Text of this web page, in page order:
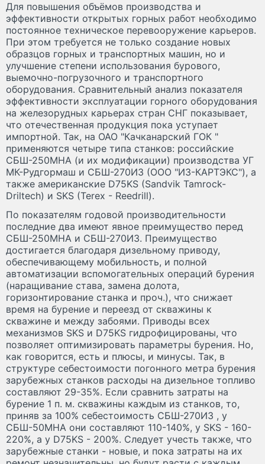
Для повышения объёмов производства и
эффективности открытых горных работ необходимо
постоянное техническое перевооружение карьеров.
При этом требуется не только создание новых
образцов горных и транспортных машин, но и
улучшение степени использования бурового,
выемочно-погрузочного и транспортного
оборудования. Сравнительный анализ показателя
эффективности эксплуатации горного оборудования
на железорудных карьерах стран СНГ показывает,
что отечественная продукция пока уступает
импортной. Так, на ОАО "Качканарский ГОК "
применяются четыре типа станков: российские
СБШ-250МНА (и их модификации) производства УГ
МК-Рудгормаш и СБШ-270ИЗ (ООО "ИЗ-КАРТЭКС"), а
также американские D75KS (Sandvik Tamrock-
Driltech) и SKS (Terex - Reedrill).
По показателям годовой производительности
последние два имеют явное преимущество перед
СБШ-250МНА и СБШ-270ИЗ. Преимущество
достигается благодаря дизельному приводу,
обеспечивающему мобильность, и полной
автоматизации вспомогательных операций бурения
(наращивание става, замена долота,
горизонтирование станка и проч.), что снижает
время на бурение и переезд от скважины к
скважине и между забоями. Приводы всех
механизмов SKS и D75KS гидрофицированы, что
позволяет оптимизировать параметры бурения. Но,
как говорится, есть и плюсы, и минусы. Так, в
структуре себестоимости погонного метра бурения
зарубежных станков расходы на дизельное топливо
составляют 29-35%. Если сравнить затраты на
бурение 1 п. м. скважины каждым из станков, то,
приняв за 100% себестоимость СБШ-270ИЗ , у
СБШ-50МНА они составляют 110-140%, у SKS - 160-
220%, а у D75KS - 200%. Следует учесть также, что
зарубежные станки - новые, и пока затраты на их